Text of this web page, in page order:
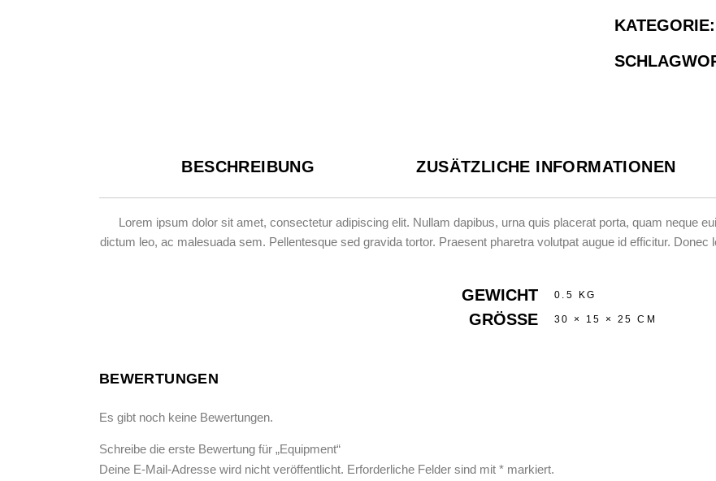
KATEGORIE:
BESCHREIBUNG ZUSÄTZLICHE INFORMATIONEN
Lorem ipsum dolor sit amet, consectetur adipiscing elit. Nullam dapibus, urna quis placerat porta, quam neque
dictum leo, ac malesuada sem. Pellentesque sed gravida tortor. Praesent pharetra volutpat augue id efficitur.
GEWICHT 0.5 KG
GRÖSSE 30 × 15 × 25 CM
BEWERTUNGEN
Es gibt noch keine Bewertungen.
Schreibe die erste Bewertung für „Equipment“
Deine E-Mail-Adresse wird nicht veröffentlicht. Erforderliche Felder sind mit * markiert.